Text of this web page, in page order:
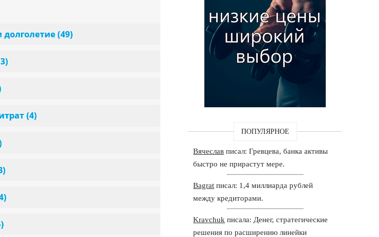
ПОПУЛЯРНОЕ
Вячеслав писал: Гревцева, банка активы
быстро не прирастут мере.
Bagrat писал: 1,4 миллиарда рублей
между кредиторами.
Kravchuk писала: Денег, стратегические
решения по расширению линейки